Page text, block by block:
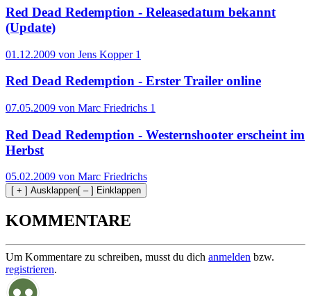
Red Dead Redemption - Releasedatum bekannt
(Update)
01.12.2009 von Jens Kopper1
Red Dead Redemption - Erster Trailer online
07.05.2009 von Marc Friedrichs 1
Red Dead Redemption - Westernshooter erscheint im
Herbst
05.02.2009 von Marc Friedrichs
[ + ] Ausklappen[ – ] Einklappen
KOMMENTARE
Um Kommentare zu schreiben, musst du dich anmelden bzw.
registrieren.